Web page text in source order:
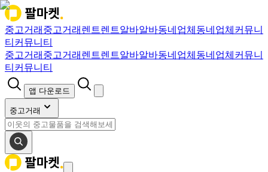
중고거래 중고거래 렌트렌트알바알바동네업체 동네업체 커뮤니
티 커뮤니티
중고거래 중고거래 렌트렌트알바알바동네업체 동네업체 커뮤니
티 커뮤니티
앱 다운로드
중고거래